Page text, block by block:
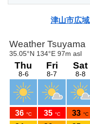
津山市広